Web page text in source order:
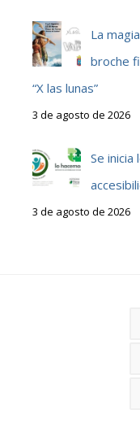
La
broche
“X las lunas”
3 de agosto de 2026
Se
3 de agosto de 2026